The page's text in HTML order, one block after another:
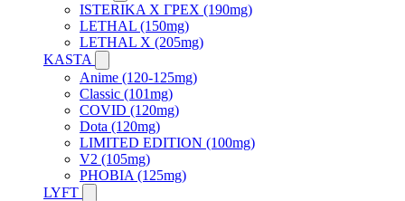
ISTERIKA X ГРЕХ (190mg)
LETHAL (150mg)
LETHAL X (205mg)
KASTA
Anime (120-125mg)
Classic (101mg)
COVID (120mg)
Dota (120mg)
LIMITED EDITION (100mg)
V2 (105mg)
PHOBIA (125mg)
LYFT